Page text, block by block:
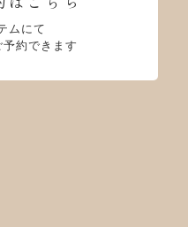
ムにて
約できます